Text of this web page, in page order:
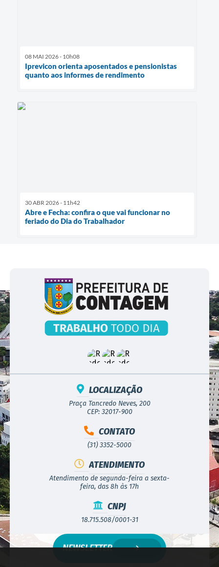
08 MAI 2026 - 10h08
Iprevicon orienta aposentados e pensionistas
quanto aos informes de rendimento
30 ABR 2026 - 11h42
Abre e Fecha: confira o que vai funcionar no
feriado do Dia do Trabalhador
LOCALIZAÇÃO
Praça Tancredo Neves, 200
CEP: 32017-900
CONTATO
(31) 3352-5000
ATENDIMENTO
Atendimento de segunda-feira a sexta-
feira, das 8h às 17h
CNPJ
18.715.508/0001-31
NEWSLETTER